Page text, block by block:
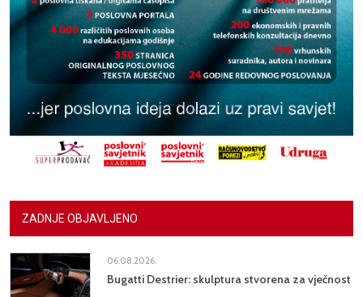
ZADNJE OBJAVLJENO
06.08.2026.
Bugatti Destrier: skulptura stvorena za vječnost